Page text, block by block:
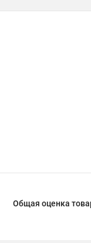
Общая оценка